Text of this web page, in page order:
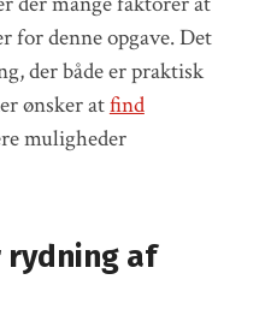
for denne opgave. Det
der både er praktisk
ønsker atfind
muligheder
af